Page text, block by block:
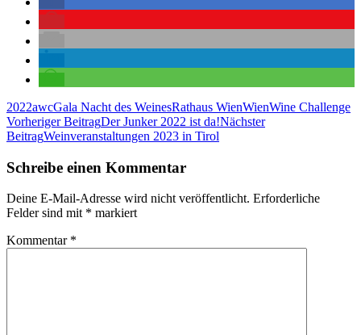
2022awcGala Nacht des WeinesRathaus WienWienWine Challenge
Beitragsnavigation
Vorheriger BeitragDer Junker 2022 ist da!Nächster
BeitragWeinveranstaltungen 2023 in Tirol
Schreibe einen Kommentar
Deine E-Mail-Adresse wird nicht veröffentlicht. Erforderliche
Felder sind mit * markiert
Kommentar *